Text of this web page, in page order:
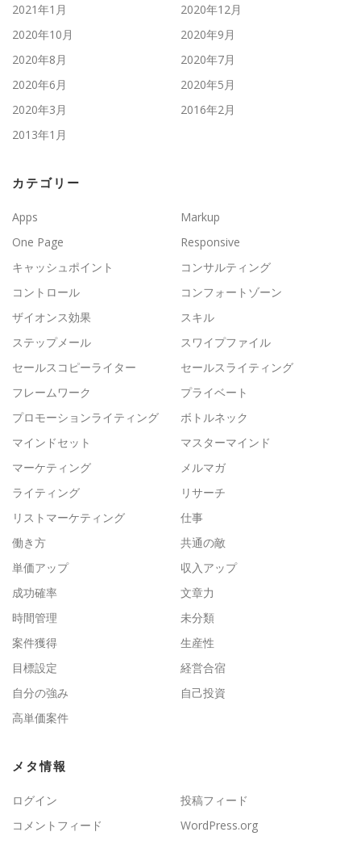
2021年1月
2020年12月
2020年10月
2020年9月
2020年8月
2020年7月
2020年6月
2020年5月
2020年3月
2016年2月
2013年1月
カテゴリー
Apps
Markup
One Page
Responsive
キャッシュポイント
コンサルティング
コントロール
コンフォートゾーン
ザイオンス効果
スキル
ステップメール
スワイプファイル
セールスコピーライター
セールスライティング
フレームワーク
プライベート
プロモーションライティング
ボトルネック
マインドセット
マスターマインド
マーケティング
メルマガ
ライティング
リサーチ
リストマーケティング
仕事
働き方
共通の敵
単価アップ
収入アップ
成功確率
文章力
時間管理
未分類
案件獲得
生産性
目標設定
経営合宿
自分の強み
自己投資
高単価案件
メタ情報
ログイン
投稿フィード
コメントフィード
WordPress.org